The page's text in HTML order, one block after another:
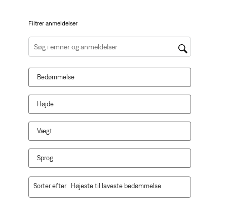
Filtrer anmeldelser
Søg efter emner og anmeldelser efter søgeregion
Bedømmelse
Højde
Vægt
Sprog
Sorter efter Højeste til laveste bedømmelse